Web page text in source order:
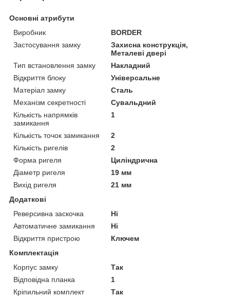
Основні атрибути
Виробник
BORDER
Застосування замку
Захисна конструкція,
Металеві двері
Тип встановлення замку
Накладний
Відкриття блоку
Універсальне
Матеріал замку
Сталь
Механізм секретності
Сувальдний
Кількість напрямків
замикання
1
Кількість точок замикання
2
Кількість ригелів
2
Форма ригеля
Циліндрична
Діаметр ригеля
19 мм
Вихід ригеля
21 мм
Додаткові
Реверсивна заскочка
Ні
Автоматичне замикання
Ні
Відкриття пристрою
Ключем
Комплектація
Корпус замку
Так
Відповідна планка
1
Кріпильний комплект
Так